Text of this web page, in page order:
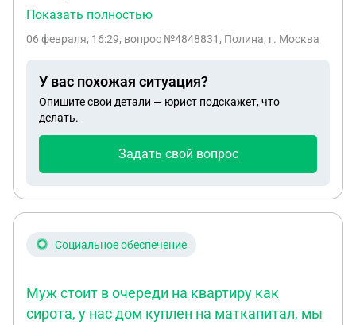
https://domclick.ru/card/sale__flat__2073566476 .
ранее там было 3 квартиры. И также вопрос в
строится многоэтажка. Вопросы: 1. Какие риски
могут быть при покупки дома со статусом
квартиры и что проверить необходимо, чтобы
покупки дома его снесут, так как будут
которая там будет рядом строится. Как
который я покупаю не будут сносить ?
Показать полностью
06 февраля, 16:29, вопрос №4848831, Полина, г. Москва
У вас похожая ситуация?
Опишите свои детали — юрист подскажет, что
делать.
Задать свой вопрос
Социальное обеспечение
Муж стоит в очереди на квартиру как
сирота, у нас дом куплен на маткапитал, мы